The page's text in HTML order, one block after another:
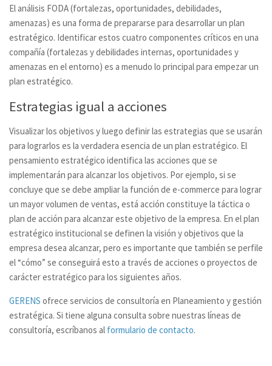
El análisis FODA (fortalezas, oportunidades, debilidades,
amenazas) es una forma de prepararse para desarrollar un plan
estratégico. Identificar estos cuatro componentes críticos en una
compañía (fortalezas y debilidades internas, oportunidades y
amenazas en el entorno) es a menudo lo principal para empezar un
plan estratégico.
Estrategias igual a acciones
Visualizar los objetivos y luego definir las estrategias que se usarán
para lograrlos es la verdadera esencia de un plan estratégico. El
pensamiento estratégico identifica las acciones que se
implementarán para alcanzar los objetivos. Por ejemplo, si se
concluye que se debe ampliar la función de e-commerce para lograr
un mayor volumen de ventas, está acción constituye la táctica o
plan de acción para alcanzar este objetivo de la empresa. En el plan
estratégico institucional se definen la visión y objetivos que la
empresa desea alcanzar, pero es importante que también se perfile
el “cómo” se conseguirá esto a través de acciones o proyectos de
carácter estratégico para los siguientes años.
GERENS ofrece servicios de consultoría en Planeamiento y gestión
estratégica. Si tiene alguna consulta sobre nuestras líneas de
consultoría, escríbanos al formulario de contacto.